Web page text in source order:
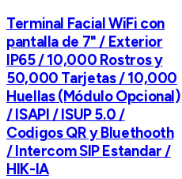
Terminal Facial WiFi con
pantalla de 7" / Exterior
IP65 / 10,000 Rostros y
50,000 Tarjetas / 10,000
Huellas (Módulo Opcional)
/ ISAPI / ISUP 5.0 /
Codigos QR y Bluethooth
/ Intercom SIP Estandar /
HIK-IA